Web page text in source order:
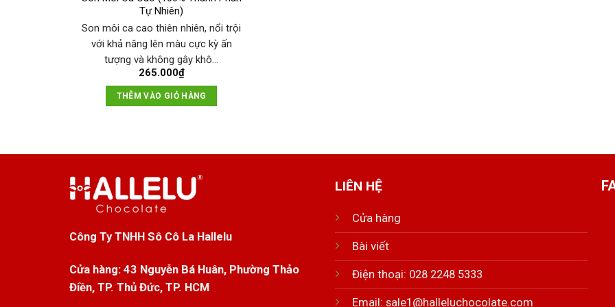
Tự Nhiên)
Son môi ca cao thiên nhiên, nổi trội
với khả năng lên màu cực kỳ ấn
tượng và không gây khô…
265.000₫
THÊM VÀO GIỎ HÀNG
Công Ty TNHH Sô Cô La Hallelu
Cửa hàng: 43 Nguyễn Bá Huân, Phường Thảo
Điền, TP. Thủ Đức, TP. HCM
LIÊN HỆ
Cửa hàng
Bài viết
Điện thoại: 028 2248 5333
Email:sale1@halleluchocolate.com